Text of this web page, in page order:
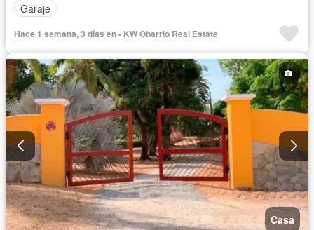
Garaje
Hace 1 semana, 3 días en - KW Obarrio Real Estate
Casa